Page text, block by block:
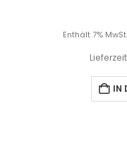
Enthält 7% MwSt.
IN